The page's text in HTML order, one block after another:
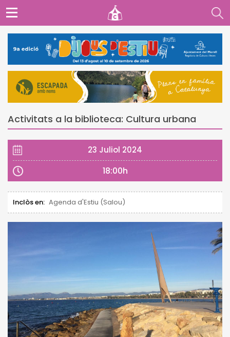
Activitats a la biblioteca: Cultura urbana
23 Juliol 2024
18:00h
Inclòs en: Agenda d'Estiu (Salou)